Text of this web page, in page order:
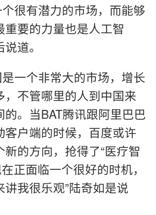
很有潜力的市场，而能够
要的力量也是人工智
道。
一个非常大的市场，增长
不管哪里的人到中国来
。当BAT腾讯跟阿里巴巴
户端的时候，百度或许
的方向，抢得了“医疗智
正面临一个很好的时机，
我很乐观”陆奇如是说